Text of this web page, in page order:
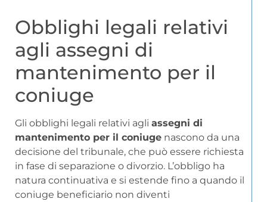
Obblighi legali relativi
agli assegni di
mantenimento per il
coniuge
Gli obblighi legali relativi agli assegni di
mantenimento per il coniuge nascono da una
decisione del tribunale, che può essere richiesta
in fase di separazione o divorzio. L’obbligo ha
natura continuativa e si estende fino a quando il
coniuge beneficiario non diventi